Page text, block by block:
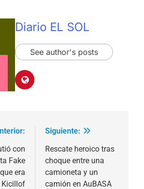
Diario EL SOL
See author's posts
con
Fake
era
Kicillof
Siguiente:
Rescate heroico tras
choque entre una
camioneta y un
camión en AuBASA